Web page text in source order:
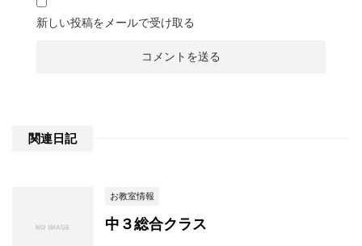
新しい投稿をメールで受け取る
関連日記
お教室情報
中３総合クラス